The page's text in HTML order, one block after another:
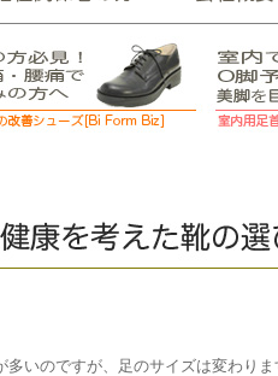
いのですが、足のサイズは変わりま